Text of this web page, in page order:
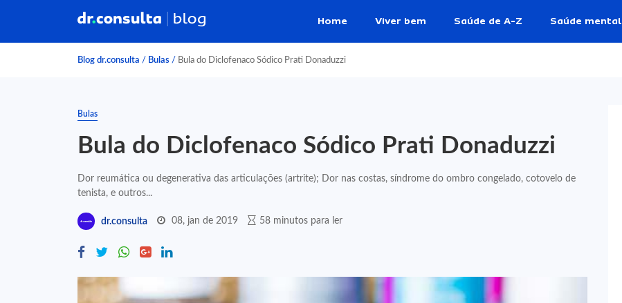
Home Viver bem Saúde de A-Z Saúde mental
Blog dr.consulta / Bulas / Bula do Diclofenaco Sódico Prati Donaduzzi
Bulas
Bula do Diclofenaco Sódico Prati Donaduzzi
Dor reumática ou degenerativa das articulações (artrite); Dor nas costas, síndrome do ombro congelado, cotovelo de
tenista, e outros...
dr.consulta 08, jan de 2019 58 minutos para ler